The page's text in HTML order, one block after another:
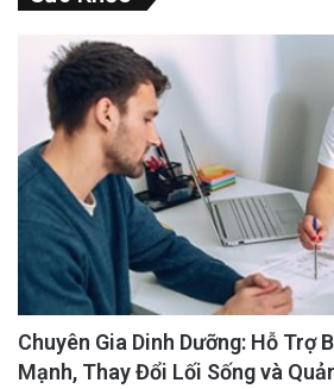
Chuyên Gia Dinh Dưỡng: Hỗ Trợ
Mạnh, Thay Đổi Lối Sống và